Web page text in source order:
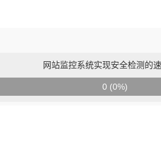
网站监控系统实现安全检测的
0 (0%)